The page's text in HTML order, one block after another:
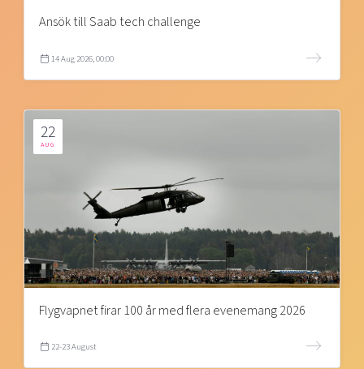
Ansök till Saab tech challenge
14 Aug 2026, 00:00
22
AUG
Flygvapnet firar 100 år med flera evenemang 2026
22-23 August